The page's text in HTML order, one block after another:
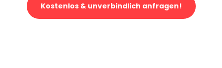
Kostenlos & unverbindlich anfragen!